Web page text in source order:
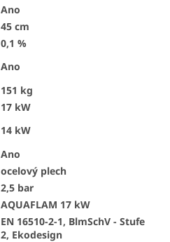
Ano
45 cm
0,1 %
Ano
151 kg
17 kW
14 kW
Ano
ocelový plech
2,5 bar
AQUAFLAM 17 kW
EN 16510-2-1, BlmSchV - Stufe
2, Ekodesign